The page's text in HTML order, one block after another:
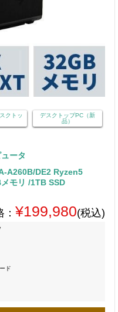
クトッ
デスクトップPC（新
品）
ータ
A260B/DE2 Ryzen5
モリ /1TB SSD
¥199,980(税込)
ド